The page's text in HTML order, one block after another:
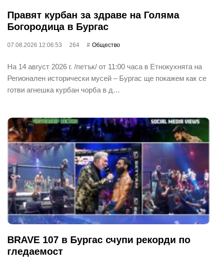
Правят курбан за здраве на Голяма
Богородица в Бургас
07.08.2026 12:06:53 264 Общество
На 14 август 2026 г. /петък/ от 11:00 часа в Етнокухнята на
Регионален исторически мусей – Бургас ще покажем как се
готви агнешка курбан чорба в д…
BRAVE 107 в Бургас счупи рекорди по
гледаемост